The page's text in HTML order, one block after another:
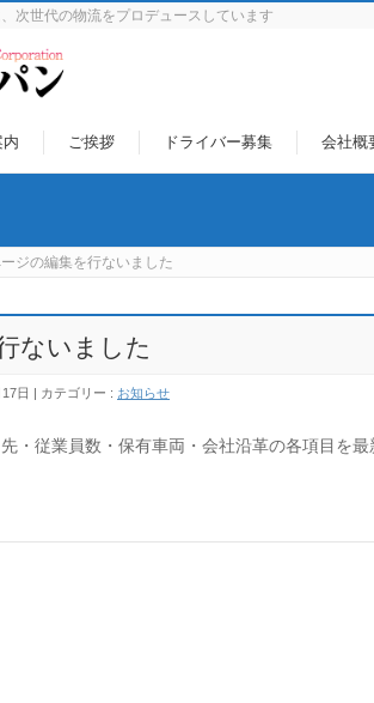
次世代の物流をプロデュースしています
ご挨拶 ドライバー募集 会社概
ジの編集を行ないました
ないました
日 カテゴリー : お知らせ
・従業員数・保有車両・会社沿革の各項目を最